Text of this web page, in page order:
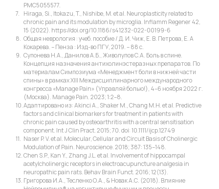
PMC5055577.
Hiraga, Si., Itokazu, T., Nishibe, M. et al. Neuroplasticity related to
chronic pain and its modulation by microglia. Inflamm Regener 42,
15 (2022). https://doi.org/10.1186/s41232-022-00199-6
Общая неврология : учеб. пособие / Д. И. Чиж, Е. В. Петрова, Е. А
Кокарева. – Пенза : Изд-во ПГУ, 2019. – 88 с.
Супонева Н.А., Данилов А.Б., Живолупов С.А. Боль в спине.
Концепция назначения антихолинэстеразных препаратов. По
материалам Симпозиума «Менеджмент боли в нижней части
спины» в рамках XIII Междисциплинарного международного
конгресса «Manage Pain» (Управляй болью!), 4–6 ноября 2022 г.
(Москва). Manage Pain. 2023; 1:2–8.
Адаптировано из: Akinci A., Shaker M., Chang M.H. et al. Predictive
factors and clinical biomarkers for treatment in patients with
chronic pain caused by osteoarthritis with a central sensitisation
component. Int J Clin Pract. 2015; 70. doi: 10.1111/ijcp.12749
Naser P. V. et al. Molecular, Cellular and Circuit Basis of Cholinergic
Modulation of Pain. Neuroscience. 2018; 387: 135–148.
Chen S.P., Kan Y., Zhang J.L. et al. Involvement of hippocampal
acetylcholinergic receptors in electroacupuncture analgesia in
neuropathic pain rats. Behav Brain Funct. 2016; 12(13).
Григорова И.А., Тесленко О.А., & Новак А.С. (2018). Влияние